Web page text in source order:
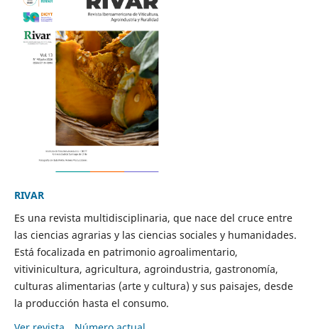
RIVAR
Es una revista multidisciplinaria, que nace del cruce entre
las ciencias agrarias y las ciencias sociales y humanidades.
Está focalizada en patrimonio agroalimentario,
vitivinicultura, agricultura, agroindustria, gastronomía,
culturas alimentarias (arte y cultura) y sus paisajes, desde
la producción hasta el consumo.